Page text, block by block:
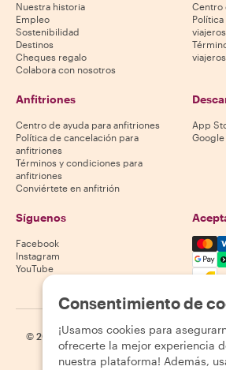
Nuestra historia
Empleo
Sostenibilidad
Destinos
Cheques regalo
Colabora con nosotros
Centro
viajeros
viajeros
Anfitriones
Centro de ayuda para anfitriones
Política de cancelación para
anfitriones
Términos y condiciones para
anfitriones
Conviértete en anfitrión
App
Google
Síguenos
Facebook
Instagram
YouTube
© 2026 Withlocals.com | Política de
sitio
Consentimiento de
¡Usamos cookies para
ofrecerte la mejor experiencia
nuestra plataforma! Además,